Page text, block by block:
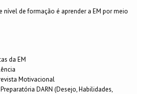
nível de formação é aprender a EM por meio
da EM
Motivacional
DARN (Desejo, Habilidades,